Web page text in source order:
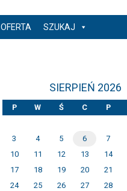
OFERTA SZUKAJ
SIERPIEŃ 2026
P W Ś C P
3
4 5 6 7
10
11 12 13 14
17
18 19 20 21
24
25 26 27 28